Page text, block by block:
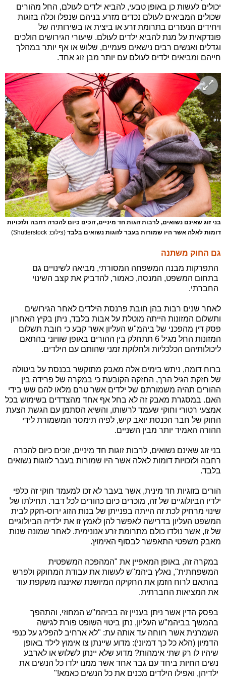
יכולים לעשות כן באופן טבעי, להביא ילדים לעולם, החל מהורים
שכולים המביאים לעולם נכדים מזרע בניהם שנפלו וכלה בזוגות
ויחידים הנעזרים בתרומת זרע או ביצית או בשירותיה של
פונדקאית על מנת להביא ילדים לעולם. שיעורי הגירושים הולכים
וגדלים ואנשים רבים נישאים פעמיים, שלוש או אף יותר במהלך
חייהם ומביאים ילדים לעולם עם יותר מבן זוג אחד.
בני זוג שאינם נשואים, לרבות זוגות חד מיניים, זוכים כיום להכרה רחבה ולזכויות
דומות לאלה אשר היו שמורות בעבר לזוגות נשואים בלבד (צילום: Shutterstock)
גם החוק משתנה
התפרקות מבנה המשפחה המסורתי, מביאה לשינויים גם
בתחום המשפט, המנסה, כאמור, להדביק את קצב השינוי
החברתי.
לאחר שנים רבות בהן חובת פרנסת הילדים לאחר הגירושים
ותשלום המזונות הייתה מוטלת על אבות בלבד, ניתן בקיץ האחרון
פסק דין מהפכני של ביהמ"ש העליון אשר קבע כי חובת תשלום
המזונות החל מגיל 6 תתחלק בין ההורים באופן שוויוני בהתאם
ליכולותיהם הכלכליות ולחלוקת זמני שהותם עם הילדים.
ברוח דומה, ניתש בימים אלה מאבק מתוקשר בכנסת על ביטולה
של חזקת הגיל הרך, החזקה הקובעת כי במקרה של פרידה בין
ההורים תהיה משמורתם של ילדים אשר טרם מלאו להם שש בידי
האם. במסגרת מאבק זה לא בחל אף אחד מהצדדים בשימוש בכל
אמצעי רטורי וחוקי שעמד לרשותו, והשיא הסתמן עם הגשת הצעת
החוק של חבר הכנסת יואב קיש, לפיה תימסר המשמורת לידי
ההורה האמיד יותר מבין השניים.
בני זוג שאינם נשואים, לרבות זוגות חד מיניים, זוכים כיום להכרה
רחבה ולזכויות דומות לאלה אשר היו שמורות בעבר לזוגות נשואים
בלבד.
הורים בזוגיות חד מינית, אשר בעבר לא זכו למעמד חוקי זה כלפי
ילדיו הביולוגיים של זה, מוכרים כיום כהורים לכל דבר. תחילתו של
שינוי מרחיק לכת זה הייתה בפנייתן של בנות הזוג ירוס-חקק לבית
המשפט העליון בדרישה לאפשר להן לאמץ זו את ילדיה הביולוגיים
של זו, אשר נולדו כולם מתרומת זרע אנונימית. לאחר שמונה שנות
מאבק משפטי התאפשר לבסוף האימוץ.
במקרה זה, באופן המאפיין את "המהפכה המשפטית
המשפחתית", נאלץ ביהמ"ש לעשות את עבודת המחוקק ולפרש
בהתאם לרוח הזמן את החקיקה המיושנת שאיננה משקפת עוד
את המציאות החברתית.
בפסק הדין אשר ניתן בעניין זה בביהמ"ש המחוזי, והתהפך
בהמשך בביהמ"ש העליון, נתן ביטוי השופט פורת לגישה
השמרנית אשר רווחה עד אותה עת: "לא ארחיב להפליג על כנפי
הדמיון (הלא כל כך דמיוני): מדוע שיינתן צו אימוץ לילד באופן
שיהיו לו רק שתי אימהות? מדוע שלא יינתן לשלוש או לארבע
נשים החיות ביחד עם גבר אחד אשר ממנו ילדו כל הנשים את
ילדיהן, ואפילו הילדים מכנים את כל הנשים כאמא!"